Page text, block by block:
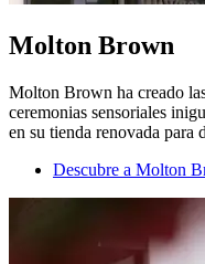
Molton Brown
Molton Brown ha creado
ceremonias sensoriales
en su tienda renovada para
Descubre a Molton